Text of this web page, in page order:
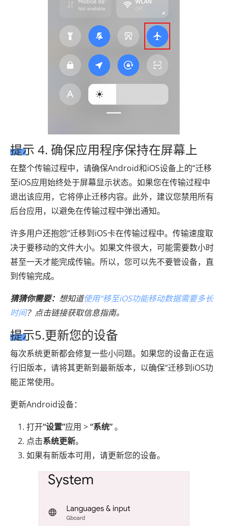
提示 4. 确保应用程序保持在屏幕上
在整个传输过程中，请确保Android和iOS设备上的“迁移
至iOS应用始终处于屏幕显示状态。如果您在传输过程中
退出该应用，它将停止迁移内容。此外，建议您禁用所有
后台应用，以避免在传输过程中弹出通知。
许多用户还抱怨“迁移到iOS卡在传输过程中。传输速度取
决于要移动的文件大小。如果文件很大，可能需要数小时
甚至一天才能完成传输。所以，您可以先不要管设备，直
到传输完成。
猜猜你需要： 想知道使用“移至iOS功能移动数据需要多长
时间？点击链接获取信息指南。
提示5.更新您的设备
每次系统更新都会修复一些小问题。如果您的设备正在运
行旧版本，请将其更新到最新版本，以确保“迁移到iOS功
能正常使用。
更新Android设备：
打开“设置”应用 >“系统”。
点击系统更新。
如果有新版本可用，请更新您的设备。